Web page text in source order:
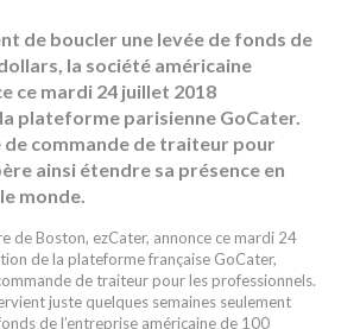
de boucler une levée de fonds de
la société américaine
ce mardi 24 juillet 2018
plateforme parisienne GoCater.
commande de traiteur pour
ainsi étendre sa présence en
monde.
de Boston, ezCater, annonce ce mardi 24
de la plateforme française GoCater,
de traiteur pour les professionnels.
juste quelques semaines seulement
de l’entreprise américaine de 100